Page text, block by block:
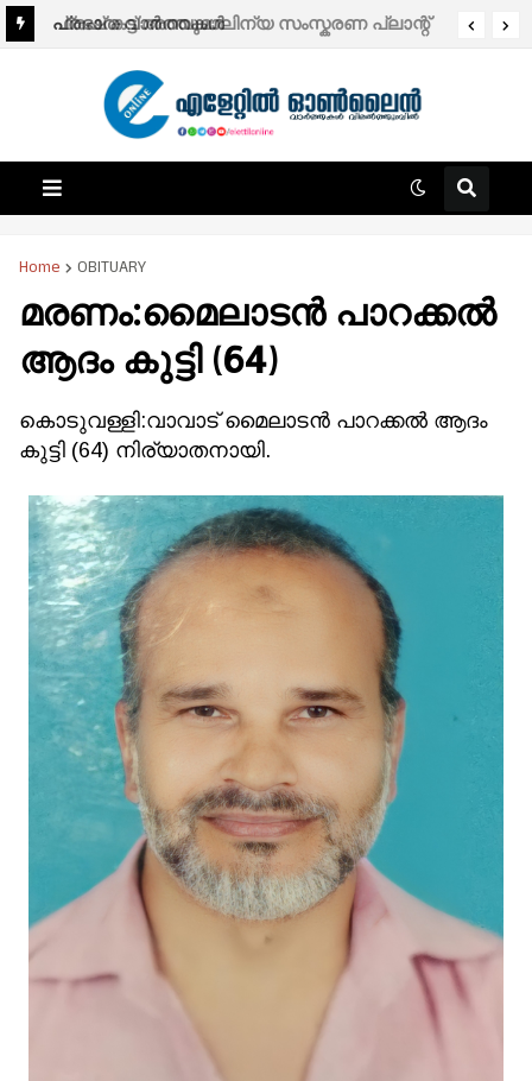
പ്രഭാത വാർത്തകൾ
ഫ്രഷ് കട്ട് അറവുമാലിന്യ സംസ്കരണ പ്ലാന്റ്
പോരാട്ടത്തിന്റെയും ഇടപെടലുകളുടെയും
വിജയം – പി.കെ. ഫിറോസ് എം.എൽ‍.എ.
Home OBITUARY
മരണം:മൈലാടൻ പാറക്കൽ
ആദം കുട്ടി (64)
കൊടുവള്ളി:വാവാട് മൈലാടൻ പാറക്കൽ ആദം
കുട്ടി (64) നിര്യാതനായി.